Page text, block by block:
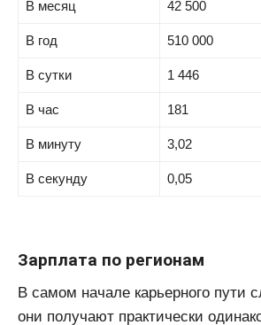
В месяц 42 500
В год 510 000
В сутки 1 446
В час 181
В минуту 3,02
В секунду 0,05
Зарплата по регионам
В самом начале карьерного пути
они получают практически